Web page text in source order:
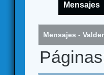
Mensajes
Mensajes -